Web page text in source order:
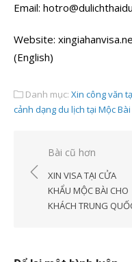
Email:
Website:
(English)
Danh mục: Xin công văn
cảnh dạng du lịch tại Mộc Bài
Điều
hướng
viết
Bài cũ hơn
XIN VISA TẠI CỬA
KHẨU MỘC BÀI CHO
KHÁCH TRUNG